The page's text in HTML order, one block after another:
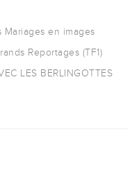
en images
Reportages (TF1)
LES BERLINGOTTES